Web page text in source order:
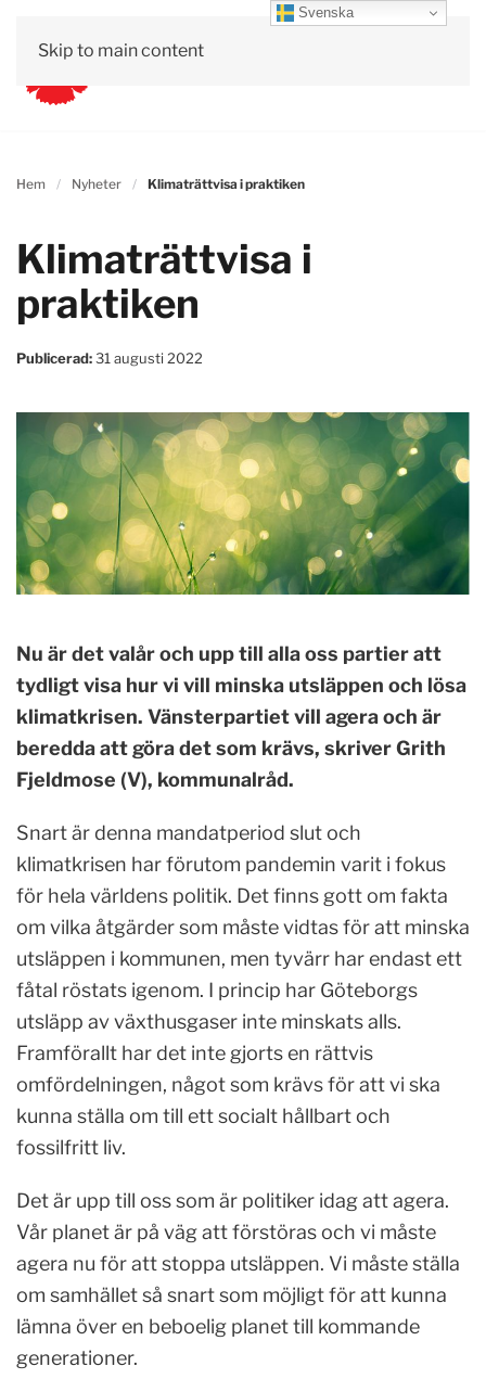
Skip to main content
Hem Nyheter Klimaträttvisa i praktiken
Klimaträttvisa i
praktiken
Publicerad:31 augusti 2022
Nu är det valår och upp till alla oss partier att
tydligt visa hur vi vill minska utsläppen och lösa
klimatkrisen. Vänsterpartiet vill agera och är
beredda att göra det som krävs, skriver Grith
Fjeldmose (V), kommunalråd.
Snart är denna mandatperiod slut och
klimatkrisen har förutom pandemin varit i fokus
för hela världens politik. Det finns gott om fakta
om vilka åtgärder som måste vidtas för att minska
utsläppen i kommunen, men tyvärr har endast ett
fåtal röstats igenom. I princip har Göteborgs
utsläpp av växthusgaser inte minskats alls.
Framförallt har det inte gjorts en rättvis
omfördelningen, något som krävs för att vi ska
kunna ställa om till ett socialt hållbart och
fossilfritt liv.
Det är upp till oss som är politiker idag att agera.
Vår planet är på väg att förstöras och vi måste
agera nu för att stoppa utsläppen. Vi måste ställa
om samhället så snart som möjligt för att kunna
lämna över en beboelig planet till kommande
generationer.
Svenska